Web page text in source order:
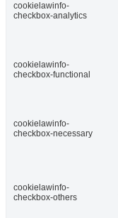
cookielawinfo-
checkbox-analytics
cookielawinfo-
checkbox-functional
cookielawinfo-
checkbox-necessary
cookielawinfo-
checkbox-others